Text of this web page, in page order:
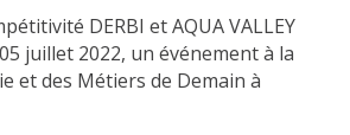
DERBI et AQUA VALLEY
juillet 2022, un événement à la
et des Métiers de Demain à